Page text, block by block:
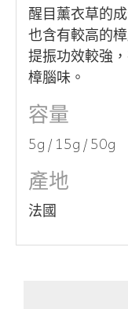
醒目薰衣草的
也含有較高的
提振功效較強
樟腦味。
容量
5g / 15g / 50g
產地
法國